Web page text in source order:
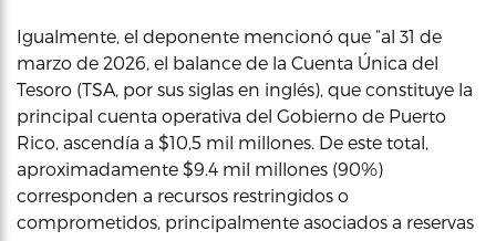
Igualmente, el deponente mencionó que “al 31 de
marzo de 2026, el balance de la Cuenta Única del
Tesoro (TSA, por sus siglas en inglés), que constituye la
principal cuenta operativa del Gobierno de Puerto
Rico, ascendía a $10,5 mil millones. De este total,
aproximadamente $9.4 mil millones (90%)
corresponden a recursos restringidos o
comprometidos, principalmente asociados a reservas